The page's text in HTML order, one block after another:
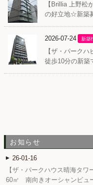
【Brillia 上野松
の好立地☆新築
2026-07-24 新築
【ザ・パーク
徒歩10分の新
お知らせ
26-01-16
【ザ・パークハウス晴海タワ
60㎡ 南向きオーシャンビュ